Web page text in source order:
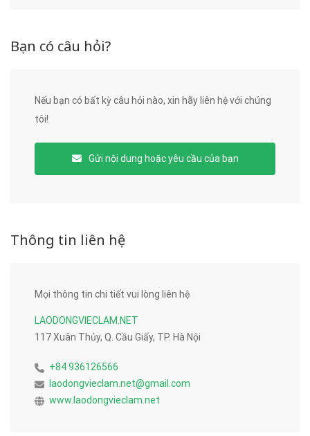
Bạn có câu hỏi?
Nếu bạn có bất kỳ câu hỏi nào, xin hãy liên hệ với chúng
tôi!
Gửi nội dung hoặc yêu cầu của bạn
Thông tin liên hệ
Mọi thông tin chi tiết vui lòng liên hệ
LAODONGVIECLAM.NET
117 Xuân Thủy, Q. Cầu Giấy, TP. Hà Nội
+84 936126566
laodongvieclam.net@gmail.com
www.laodongvieclam.net